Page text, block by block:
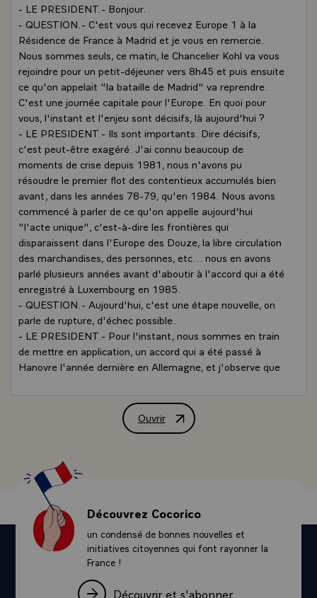
- LE PRESIDENT.- Bonjour.
- QUESTION.- C'est vous qui recevez Europe 1 à la
Résidence de France à Madrid et je vous en remercie.
Nous sommes seuls, ce matin, le Chancelier Kohl va vous
rejoindre pour un petit-déjeuner vers 8h45 et puis ensuite
ce qu'on appelait "la bataille de Madrid" va reprendre.
C'est une journée capitale pour l'Europe. En quoi pour
vous, l'instant et l'enjeu sont décisifs, là aujourd'hui ?
- LE PRESIDENT.- Ils sont importants. Dire décisifs,
c'est peut-être exagéré. J'ai connu beaucoup de
moments de crise depuis 1981, nous n'avons pu
résoudre le premier flot des contentieux accumulés bien
avant, dans les années 78-79, qu'en 1984. Nous avons
commencé à parler de ce qu'on appelle aujourd'hui
"l'acte unique", c'est-à-dire les frontières qui
disparaissent dans l'Europe des Douze, la libre circulation
des marchandises, des personnes, etc... nous en avons
parlé plusieurs années avant d'aboutir à l'accord qui a été
enregistré à Luxembourg en 1985.
- QUESTION.- Aujourd'hui, c'est une étape nouvelle, on
parle de rupture, d'échec possible.
- LE PRESIDENT.- Pour l'instant, nous sommes en train
de mettre en application, un accord qui a été passé à
Hanovre l'année dernière en Allemagne, et j'observe que
- QUESTION.- Vous voulez dire qu'il y a des partenaires
dernière à Hanovre ?
- LE PRESIDENT.- D'une certaine manière, oui, dans la
mesure où les engagements ont été pris, il y a un an, il ne
s'agit pas aujourd'hui de prendre ces engagements là, il
s'agit de les mettre à exécution, de les tenir.\
QUESTION.- Vous disiez, hier, "on va de situation molle
en situation molle, la France n'acceptera pas d'être dans
le brouillard pendant longtemps". Il s'agit de clarifier...
- LE PRESIDENT.- Il s'agit de dissiper le brouillard...
Ouvrir
Interview de M. François Mitterrand,
Découvrez Cocorico
un condensé de bonnes nouvelles et
initiatives citoyennes qui font rayonner la
France !
Découvrir et s'abonner